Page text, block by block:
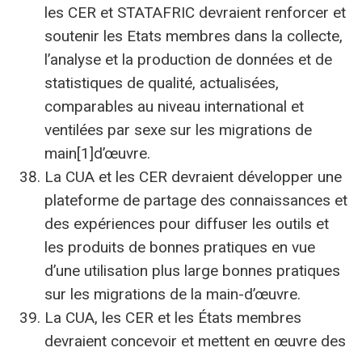
les CER et STATAFRIC devraient renforcer et
soutenir les Etats membres dans la collecte,
l’analyse et la production de données et de
statistiques de qualité, actualisées,
comparables au niveau international et
ventilées par sexe sur les migrations de
main[1]d’œuvre.
La CUA et les CER devraient développer une
plateforme de partage des connaissances et
des expériences pour diffuser les outils et
les produits de bonnes pratiques en vue
d’une utilisation plus large bonnes pratiques
sur les migrations de la main-d’œuvre.
La CUA, les CER et les États membres
devraient concevoir et mettent en œuvre des